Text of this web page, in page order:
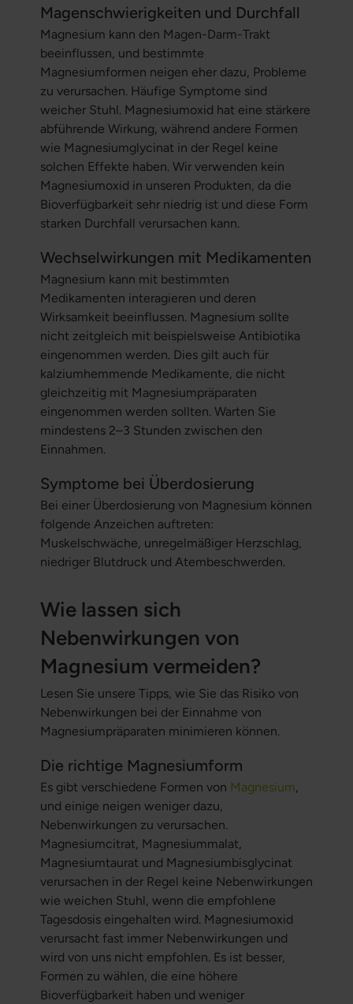
Magenschwierigkeiten und Durchfall
Magnesium kann den Magen-Darm-Trakt
beeinflussen, und bestimmte
Magnesiumformen neigen eher dazu, Probleme
zu verursachen. Häufige Symptome sind
weicher Stuhl. Magnesiumoxid hat eine stärkere
abführende Wirkung, während andere Formen
wie Magnesiumglycinat in der Regel keine
solchen Effekte haben. Wir verwenden kein
Magnesiumoxid in unseren Produkten, da die
Bioverfügbarkeit sehr niedrig ist und diese Form
starken Durchfall verursachen kann.
Wechselwirkungen mit Medikamenten
Magnesium kann mit bestimmten
Medikamenten interagieren und deren
Wirksamkeit beeinflussen. Magnesium sollte
nicht zeitgleich mit beispielsweise Antibiotika
eingenommen werden. Dies gilt auch für
kalziumhemmende Medikamente, die nicht
gleichzeitig mit Magnesiumpräparaten
eingenommen werden sollten. Warten Sie
mindestens 2–3 Stunden zwischen den
Einnahmen.
Symptome bei Überdosierung
Bei einer Überdosierung von Magnesium können
folgende Anzeichen auftreten:
Muskelschwäche, unregelmäßiger Herzschlag,
niedriger Blutdruck und Atembeschwerden.
Wie lassen sich
Nebenwirkungen von
Magnesium vermeiden?
Lesen Sie unsere Tipps, wie Sie das Risiko von
Nebenwirkungen bei der Einnahme von
Magnesiumpräparaten minimieren können.
Die richtige Magnesiumform
Es gibt verschiedene Formen von Magnesium,
und einige neigen weniger dazu,
Nebenwirkungen zu verursachen.
Magnesiumcitrat, Magnesiummalat,
Magnesiumtaurat und Magnesiumbisglycinat
verursachen in der Regel keine Nebenwirkungen
wie weichen Stuhl, wenn die empfohlene
Tagesdosis eingehalten wird. Magnesiumoxid
verursacht fast immer Nebenwirkungen und
wird von uns nicht empfohlen. Es ist besser,
Formen zu wählen, die eine höhere
Bioverfügbarkeit haben und weniger